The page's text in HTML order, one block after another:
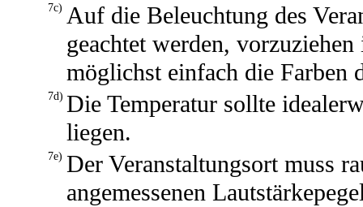
7c) Auf die Beleuchtung des
geachtet werden,
möglichst einfach die Farben
7d) Die Temperatur sollte
liegen.
7e) Der Veranstaltungsort muss
angemessenen